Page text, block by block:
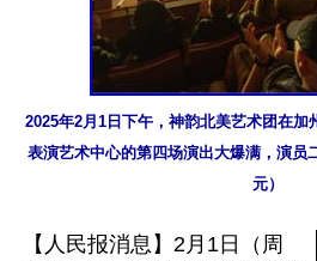
2025年2月1日下午，神韵北美艺术团在加
表演艺术中心的第四场演出大爆满，演员
元）
【人民报消息】2月1日（周